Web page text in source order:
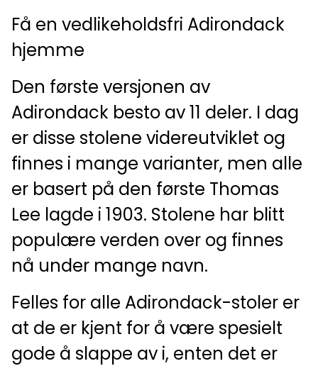
Få en vedlikeholdsfri Adirondack
hjemme
Den første versjonen av
Adirondack besto av 11 deler. I dag
er disse stolene videreutviklet og
finnes i mange varianter, men alle
er basert på den første Thomas
Lee lagde i 1903. Stolene har blitt
populære verden over og finnes
nå under mange navn.
Felles for alle Adirondack-stoler er
at de er kjent for å være spesielt
gode å slappe av i, enten det er